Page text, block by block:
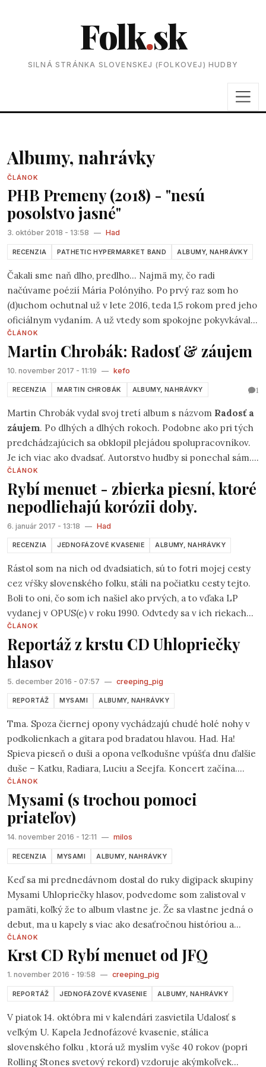
Folk.sk
SILNÁ STRÁNKA SLOVENSKEJ (FOLKOVEJ) HUDBY
Albumy, nahrávky
ČLÁNOK
PHB Premeny (2018) - "nesú
posolstvo jasné"
3. október 2018 - 13:58 — Had
RECENZIA PATHETIC HYPERMARKET BAND ALBUMY, NAHRÁVKY
Čakali sme naň dlho, predlho... Najmä my, čo radi
načúvame poézií Mária Polónyiho. Po prvý raz som ho
(d)uchom ochutnal už v lete 2016, teda 1,5 rokom pred jeho
oficiálnym vydaním. A už vtedy som spokojne pokyvkával
hlavou nad jeho kompaktnosťou. Mário, autor všetkých 15
piesní je skúsený, ostrieľaný básnik, pozorný pozorovateľ
tým ťažko „ukotviteľných“ do formy textovej, či hudobnej.
ČLÁNOK
Martin Chrobák: Radosť & záujem
10. november 2017 - 11:19 — kefo
RECENZIA MARTIN CHROBÁK ALBUMY, NAHRÁVKY 1
Martin Chrobák vydal svoj tretí album s názvom Radosť a
záujem. Po dlhých a dlhých rokoch. Podobne ako pri tých
predchádzajúcich sa obklopil plejádou spolupracovníkov.
Je ich viac ako dvadsať. Autorstvo hudby si ponechal sám.
V textoch sa striedajú Banskoštiavničanky Andrea
Kočalková (svetu sa ukazuje hlavne ako poetka) a Zuzana
Knezovičová (svetu sa ukazuje hlavne ako textárka,
skladateľka a speváčka). Jedným textom prispel Pavel
Oravec, s ktorým Martin výrazne spolupracoval na
predchádzajúcich albumoch. Martinov podiel na
niektorých textoch pripisujem (no je to len môj
predpoklad) pesničkárskemu štýlu práce na týchto
piesňach. A textárske cameo Eda Klenu je zaujímavé, Edo
sa skôr zvykne blysnúť ako spevácky hosť.
ČLÁNOK
Rybí menuet - zbierka piesní, ktoré
nepodliehajú korózii doby.
6. január 2017 - 13:18 — Had
RECENZIA JEDNOFÁZOVÉ KVASENIE ALBUMY, NAHRÁVKY
Rástol som na nich od dvadsiatich, sú to fotri mojej cesty
cez vŕšky slovenského folku, stáli na počiatku cesty tejto.
Boli to oni, čo som ich našiel ako prvých, a to vďaka LP
vydanej v OPUS(e) v roku 1990. Odvtedy sa v ich riekach
vymenilo mnoho vody, vydali čo to ďalších albumov
zrkadliacich ich pesničkárske „poČINY“ , tie nové (najmä
Miloš) hmýriace sa slovami novej (tej dnešnej) doby, no i
(„Bacilovky“) plné slovných hračiek a „čačiek“.
ČLÁNOK
Reportáž z krstu CD Uhlopriečky
hlasov
5. december 2016 - 07:57 — creeping_pig
REPORTÁŽ MYSAMI ALBUMY, NAHRÁVKY
Tma. Spoza čiernej opony vychádzajú chudé holé nohy v
podkolienkach a gitara pod bradatou hlavou. Had. Ha!
Spieva pieseň o duši a opona veľkodušne vpúšťa dnu ďalšie
duše – Katku, Radiara, Luciu a Seejfa. Koncert začína.
Hľadisko je plné ľudí a očakávania. Pretnú sa uhlopriečky
hlasov tam, kde majú? Áno, pretli sa. Vokály ako z Queenu.
ČLÁNOK
Mysami (s trochou pomoci
priateľov)
14. november 2016 - 12:11 — milos
RECENZIA MYSAMI ALBUMY, NAHRÁVKY
Keď sa mi prednedávnom dostal do ruky digipack skupiny
Mysami Uhlopriečky hlasov, podvedome som zalistoval v
pamäti, koľký že to album vlastne je. Že sa vlastne jedná o
debut, ma u kapely s viac ako desaťročnou históriou a
toľkými muzikantskými individualitami prekvapilo. Ale
potom som si povedal: „Prečo nie – aspoň to nebude debut
ČLÁNOK
Krst CD Rybí menuet od JFQ
1. november 2016 - 19:58 — creeping_pig
REPORTÁŽ JEDNOFÁZOVÉ KVASENIE ALBUMY, NAHRÁVKY
V piatok 14. októbra mi v kalendári zasvietila Udalosť s
veľkým U. Kapela Jednofázové kvasenie, stálica
slovenského folku , ktorá už myslím vyše 40 rokov (popri
Rolling Stones svetový rekord) vzdoruje akýmkoľvek